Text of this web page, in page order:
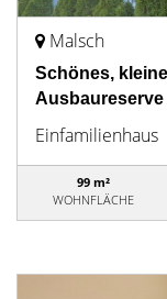
Malsch
Schönes,
Einfamilienhaus
99 m²
WOHNFLÄCHE